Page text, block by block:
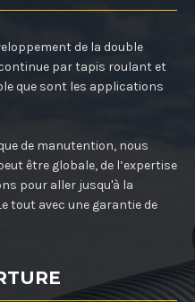
de la double
par tapis roulant et
que sont les applications
de manutention, nous
être globale, de l’expertise
pour aller jusqu'à la
tout avec une garantie de